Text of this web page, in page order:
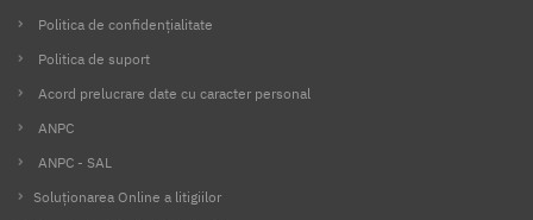
Politica de confidențialitate
Politica de suport
Acord prelucrare date cu caracter personal
ANPC
ANPC - SAL
Soluționarea Online a litigiilor